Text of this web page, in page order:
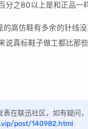
分之80以上是和正品一
高仿鞋有多余的针线
真标鞋子做工都比那
在联迅社区，如有疑问，
post/140982.html